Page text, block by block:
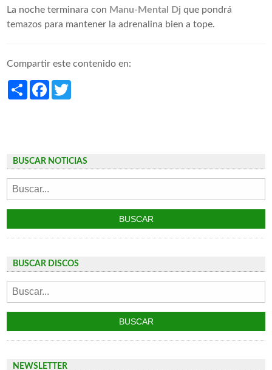
La noche terminara con Manu-Mental Dj que pondrá
temazos para mantener la adrenalina bien a tope.
Compartir este contenido en:
ShareFacebook
BUSCAR NOTICIAS
BUSCAR DISCOS
NEWSLETTER